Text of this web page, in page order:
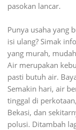
pasokan lancar.
Punya usaha yang
isi ulang? Simak
yang murah,
Air merupakan
pasti butuh air.
Semakin hari, air
tinggal di
Bekasi, dan
polusi. Ditambah